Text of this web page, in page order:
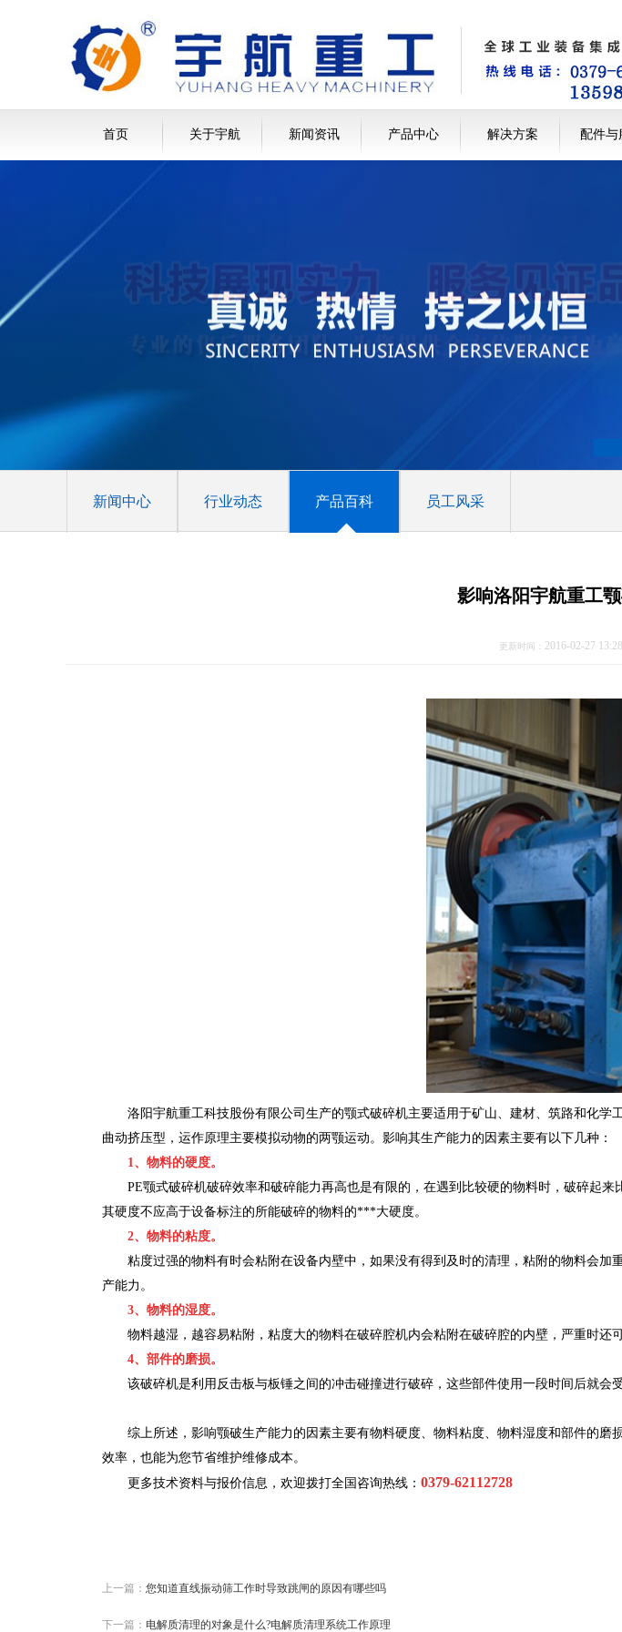
首页 关于宇航 新闻资讯 产品中心 解决方案 配件与
新闻中心 行业动态 产品百科 员工风采
影响洛阳宇航重工
更新时间： 2016-02-27
洛阳宇航重工科技股份有限公司生产的颚式破碎机主要适用于矿山、建材、筑路和化学
曲动挤压型，运作原理主要模拟动物的两颚运动。影响其生产能力的因素主要有以下几种：
1、物料的硬度。
PE颚式破碎机破碎效率和破碎能力再高也是有限的，在遇到比较硬的物料时，破碎起来
其硬度不应高于设备标注的所能破碎的物料的***大硬度。
2、物料的粘度。
粘度过强的物料有时会粘附在设备内壁中，如果没有得到及时的清理，粘附的物料会加
产能力。
3、物料的湿度。
物料越湿，越容易粘附，粘度大的物料在破碎腔机内会粘附在破碎腔的内壁，严重时还
4、部件的磨损。
该破碎机是利用反击板与板锤之间的冲击碰撞进行破碎，这些部件使用一段时间后就
综上所述，影响颚破生产能力的因素主要有物料硬度、物料粘度、物料湿度和部件的
效率，也能为您节省维护维修成本。
更多技术资料与报价信息，欢迎拨打全国咨询热线： 0379-62112728
上一篇： 您知道直线振动筛工作时导致跳闸的原因有哪些吗
下一篇： 电解质清理的对象是什么?电解质清理系统工作原理